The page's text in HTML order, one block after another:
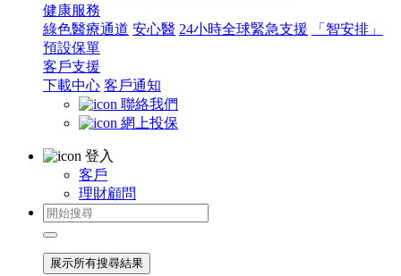
健康服務
綠色醫療通道 安心醫 24小時全球緊急支援
「智安排」
預設保單
客戶支援
下載中心 客戶通知
聯絡我們
網上投保
登入
客戶
理財顧問
展示所有搜尋結果